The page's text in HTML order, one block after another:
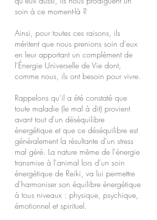
soin à ce moment-là ?
Ainsi, pour toutes ces raisons, ils
méritent que nous prenions soin d'eux
en leur apportant un complément de
l'Énergie Universelle de Vie dont,
comme nous, ils ont besoin pour vivre.
Rappelons qu’il a été constaté que
toute maladie (le mal à dit) provient
avant tout d'un déséquilibre
énergétique et que ce déséquilibre est
généralement la résultante d'un stress
mal géré. La nature même de l'énergie
transmise à l'animal lors d'un soin
énergétique de Reiki, va lui permettre
d'harmoniser son équilibre énergétique
à tous niveaux : physique, psychique,
émotionnel et spirituel.